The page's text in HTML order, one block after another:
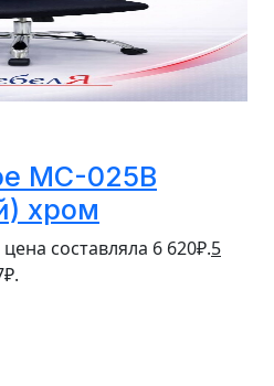
MC-025B
хром
составляла 6 620₽.5